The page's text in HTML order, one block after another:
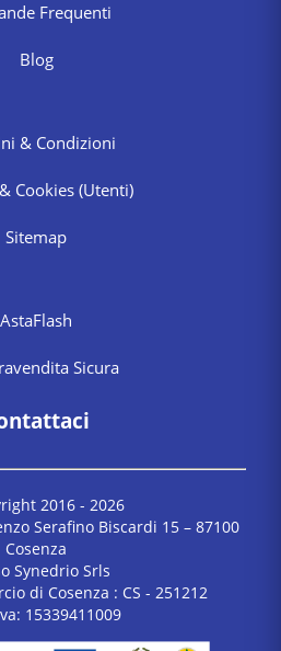
Frequenti
Blog
& Condizioni
Cookies (Utenti)
Sitemap
AstaFlash
Sicura
2016 - 2026
Serafino Biscardi 15 – 87100
Cosenza
Synedrio Srls
di Cosenza : CS - 251212
15339411009